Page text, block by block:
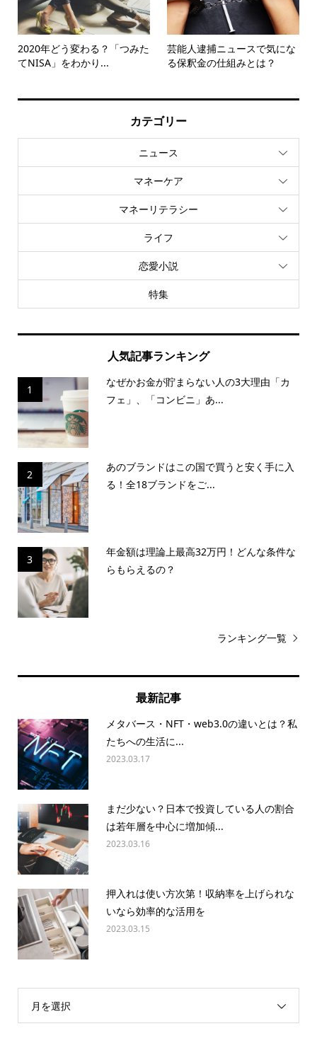
2020年どう変わる？「つみた
てNISA」をわかり...
芸能人逮捕ニュースで気にな
る保釈金の仕組みとは？
カテゴリー
ニュース
マネーケア
マネーリテラシー
ライフ
恋愛小説
特集
人気記事ランキング
1
なぜかお金が貯まらない人の3大理由「カ
フェ」、「コンビニ」あ...
2
あのブランドはこの国で買うと安く手に入
る！全18ブランドをご...
3
年金額は理論上最高32万円！どんな条件な
らもらえるの？
ランキング一覧
最新記事
メタバース・NFT・web3.0の違いとは？私
たちへの生活に...
2023.03.17
まだ少ない？日本で投資している人の割合
は若年層を中心に増加傾...
2023.03.16
押入れは使い方次第！収納率を上げられな
いなら効率的な活用を
2023.03.15
月を選択